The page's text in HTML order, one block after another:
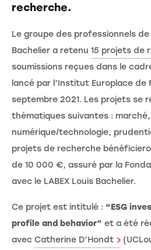
recherche.
Le groupe des professionnels
Bachelier a retenu 15 projets de
soumissions reçues dans le
lancé par l’Institut Europlace de
septembre 2021. Les projets se
thématiques suivantes : marché,
numérique/technologie,
projets de recherche
de 10 000 €, assuré par la
avec le LABEX Louis Bachelier.
Ce projet est intitulé : “ESG
profile and behavior” et a été
avec Catherine D’Hondt